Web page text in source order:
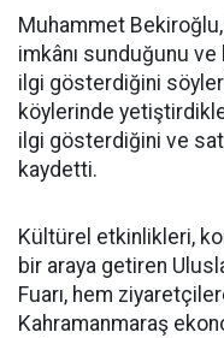
Muhammet Bekiroğlu,
imkânı sunduğunu
ilgi gösterdiğini
köylerinde
ilgi gösterdiğini ve
kaydetti.
Kültürel etkinlikleri,
bir araya getiren
Fuarı, hem
Kahramanmaraş